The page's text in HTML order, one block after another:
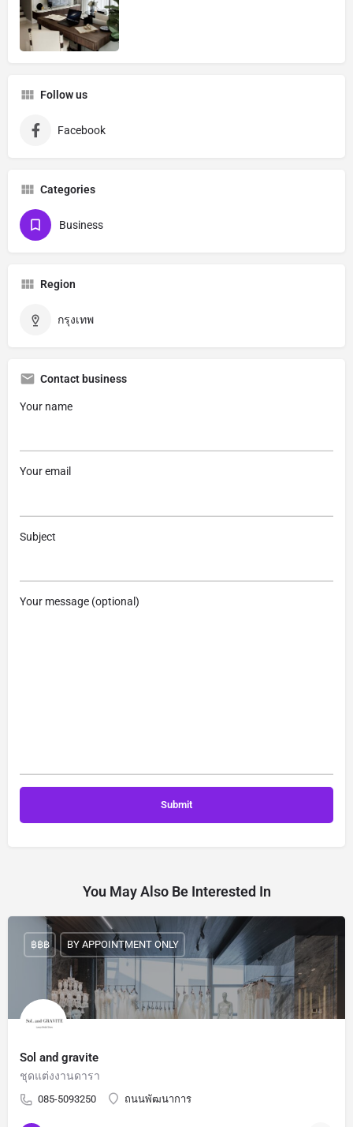
Follow us
Facebook
Categories
Business
Region
กรุงเทพ
Contact business
Your name
Your email
Subject
Your message (optional)
You May Also Be Interested In
Sol and gravite
ชุดแต่งงานดารา
085-5093250 ถนนพัฒนาการ
฿฿฿ BY APPOINTMENT ONLY